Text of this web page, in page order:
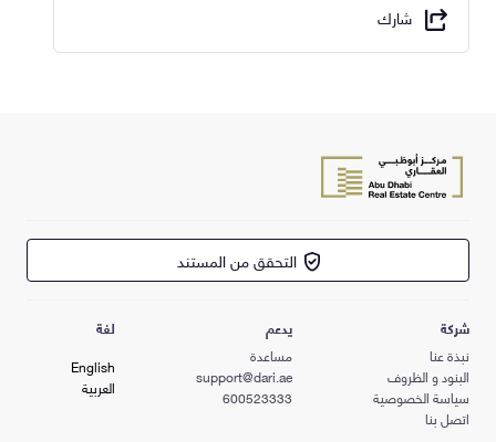
شارك
التحقق من المستند
شركة
نبذة عنا
البنود و الظروف
سياسة الخصوصية
اتصل بنا
يدعم
مساعدة
support@dari.ae
600523333
لغة
English
العربية